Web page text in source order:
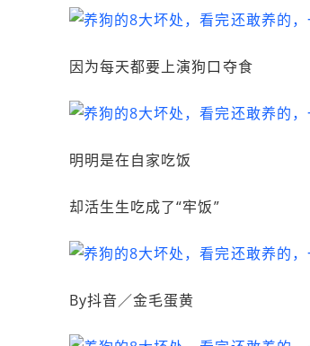
因为每天都要上演狗口夺食
明明是在自家吃饭
却活生生吃成了“牢饭”
By抖音／金毛蛋黄